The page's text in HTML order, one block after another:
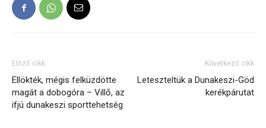
Előző cikk
Ellökték, mégis felküzdötte
magát a dobogóra – Villő, az
ifjú dunakeszi sporttehetség
Következő cikk
Leteszteltük a Dunakeszi-Göd
kerékpárutat